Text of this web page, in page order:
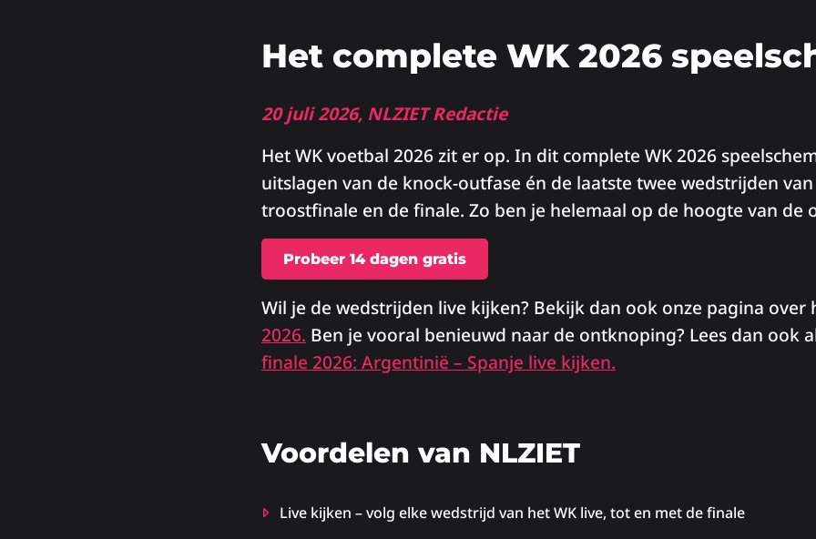
Het complete WK 2026
20 juli 2026, NLZIET Redactie
Het WK voetbal 2026 zit er op. In dit complete WK 2026
uitslagen van de knock-outfase én de laatste twee wedstrijden
troostfinale en de finale. Zo ben je helemaal op de hoogte van de
Probeer 14 dagen gratis
Wil je de wedstrijden live kijken? Bekijk dan ook onze pagina over
2026. Ben je vooral benieuwd naar de ontknoping? Lees dan ook
finale 2026: Argentinië – Spanje live kijken.
Voordelen van NLZIET
Live kijken – volg elke wedstrijd van het WK live, tot en met de finale